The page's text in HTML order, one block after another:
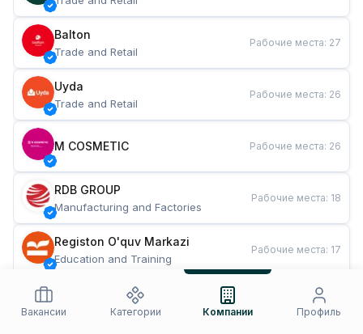
Balton
Trade and Retail
Рабочие места: 27
Uyda
Trade and Retail
Рабочие места: 26
M COSMETIC Рабочие места: 26
RDB GROUP
Manufacturing and Factories
Рабочие места: 18
Registon O'quv Markazi
Education and Training
Рабочие места: 17
Restaurants and Fast Food
Рабочие места
Вакансии
Категории Компании Профиль